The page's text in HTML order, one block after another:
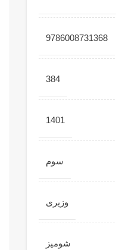
9786008731368
384
1401
سوم
وزیری
شومیز